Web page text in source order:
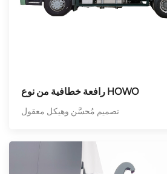
رافعة خطافية من نوع HOWO
تصميم مُحسَّن وهيكل معقول